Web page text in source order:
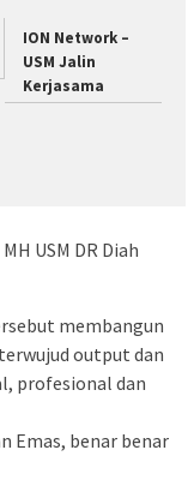
ION Network –
USM Jalin
Kerjasama
USM DR Diah
membangun
output dan
profesional dan
Emas, benar benar